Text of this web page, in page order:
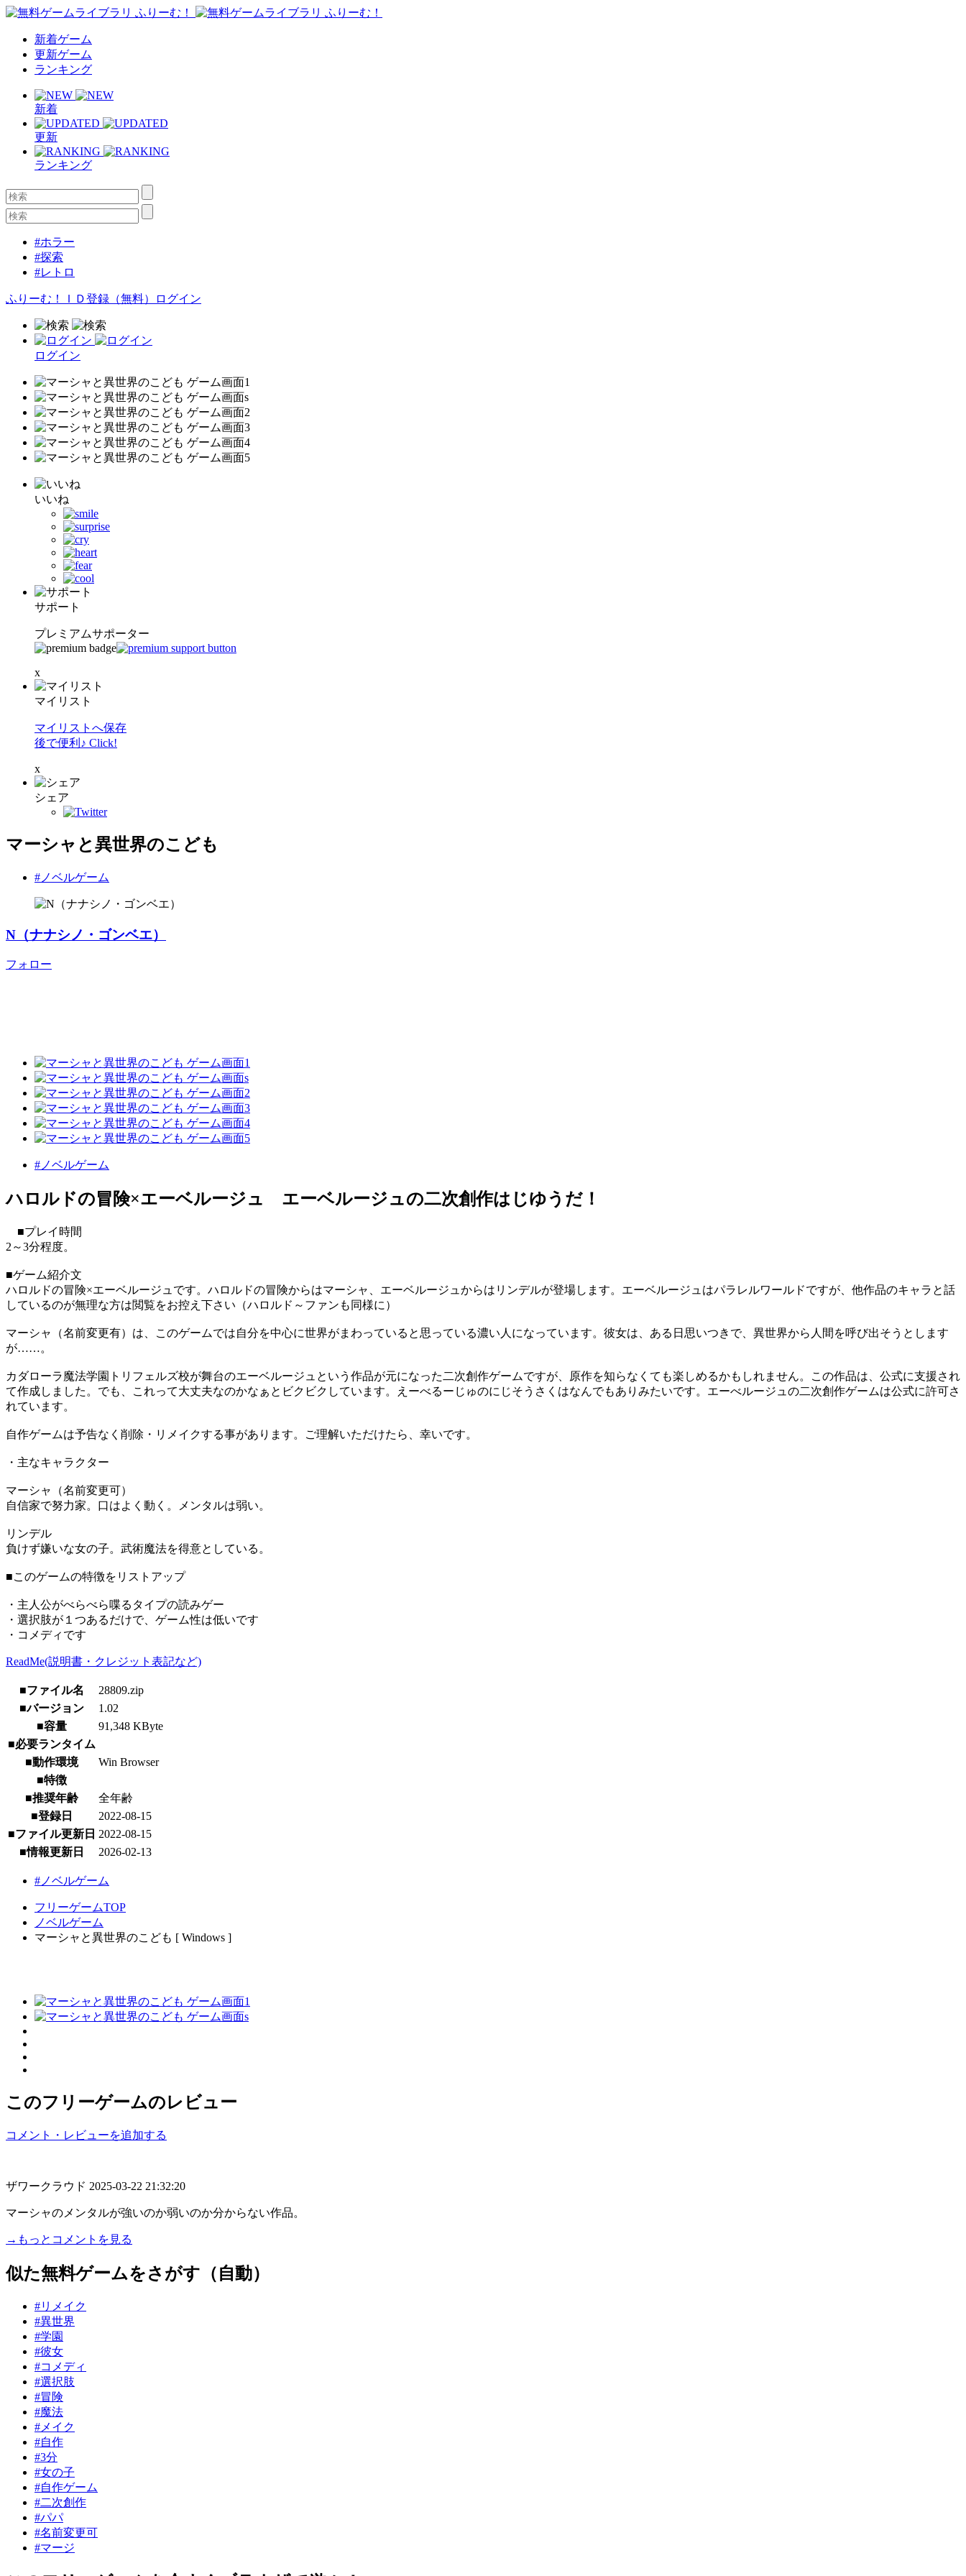
新着ゲーム
更新ゲーム
ランキング
新着
更新
ランキング
#ホラー
#探索
#レトロ
ふりーむ！ＩＤ登録（無料） ログイン
ログイン
いいね
サポート
プレミアムサポーター
x
マイリスト
マイリストへ保存
後で便利♪ Click!
x
シェア
マーシャと異世界のこども
#ノベルゲーム
N（ナナシノ・ゴンベエ）
フォロー
#ノベルゲーム
ハロルドの冒険×エーベルージュ エーベルージュの二次創作はじゆうだ！
■プレイ時間
2～3分程度。
■ゲーム紹介文
ハロルドの冒険×エーベルージュです。ハロルドの冒険からはマーシャ、エーベルージュからはリンデルが登場します。エーベルージュはパラレルワールドですが、他作品のキャラと話
しているのが無理な方は閲覧をお控え下さい（ハロルド～ファンも同様に）
マーシャ（名前変更有）は、このゲームでは自分を中心に世界がまわっていると思っている濃い人になっています。彼女は、ある日思いつきで、異世界から人間を呼び出そうとします
が……。
カダローラ魔法学園トリフェルズ校が舞台のエーベルージュという作品が元になった二次創作ゲームですが、原作を知らなくても楽しめるかもしれません。この作品は、公式に支援され
て作成しました。でも、これって大丈夫なのかなぁとビクビクしています。えーべるーじゅのにじそうさくはなんでもありみたいです。エーべルージュの二次創作ゲームは公式に許可さ
れています。
自作ゲームは予告なく削除・リメイクする事があります。ご理解いただけたら、幸いです。
・主なキャラクター
マーシャ（名前変更可）
自信家で努力家。口はよく動く。メンタルは弱い。
リンデル
負けず嫌いな女の子。武術魔法を得意としている。
■このゲームの特徴をリストアップ
・主人公がべらべら喋るタイプの読みゲー
・選択肢が１つあるだけで、ゲーム性は低いです
・コメディです
ReadMe(説明書・クレジット表記など)
■ファイル名
28809.zip
■バージョン
1.02
■容量
91,348 KByte
■必要ランタイム
■動作環境
Win Browser
■特徴
■推奨年齢
全年齢
■登録日
2022-08-15
■ファイル更新日 2022-08-15
■情報更新日
2026-02-13
#ノベルゲーム
フリーゲームTOP
ノベルゲーム
マーシャと異世界のこども [ Windows ]
このフリーゲームのレビュー
コメント・レビューを追加する
ザワークラウド 2025-03-22 21:32:20
マーシャのメンタルが強いのか弱いのか分からない作品。
→もっとコメントを見る
似た無料ゲームをさがす（自動）
#リメイク
#異世界
#学園
#彼女
#コメディ
#選択肢
#冒険
#魔法
#メイク
#自作
#3分
#女の子
#自作ゲーム
#二次創作
#パパ
#名前変更可
#マージ